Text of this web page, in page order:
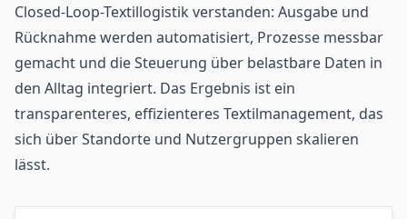
Closed-Loop-Textillogistik verstanden: Ausgabe und
Rücknahme werden automatisiert, Prozesse messbar
gemacht und die Steuerung über belastbare Daten in
den Alltag integriert. Das Ergebnis ist ein
transparenteres, effizienteres Textilmanagement, das
sich über Standorte und Nutzergruppen skalieren
lässt.